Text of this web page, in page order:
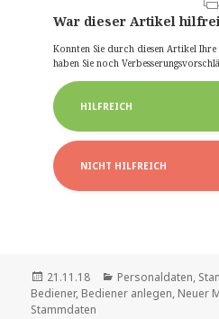
War dieser Artikel
Konnten Sie durch diesen Artikel
haben Sie noch
HILFREICH
NICHT HILFREICH
Veröffentlicht
am
21.11.18 Kategorien
Personaldaten,
Bediener, Bediener anlegen, Neuer
Stammdaten